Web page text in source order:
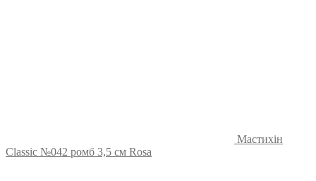
Мастихін
Classic №042 ромб 3,5 см Rosa